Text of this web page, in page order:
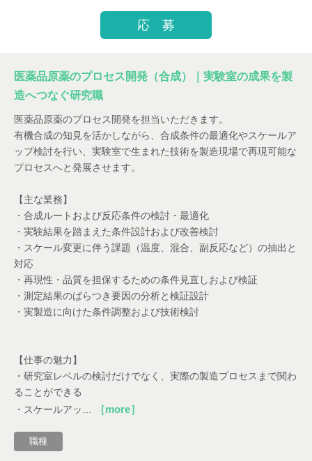
応 募
医薬品原薬のプロセス開発（合成）｜実験室の成果を製
造へつなぐ研究職
医薬品原薬のプロセス開発を担当いただきます。
有機合成の知見を活かしながら、合成条件の最適化やスケールア
ップ検討を行い、実験室で生まれた技術を製造現場で再現可能な
プロセスへと発展させます。
【主な業務】
・合成ルートおよび反応条件の検討・最適化
・実験結果を踏まえた条件設計および改善検討
・スケール変更に伴う課題（温度、混合、副反応など）の抽出と
対応
・再現性・品質を担保するための条件見直しおよび検証
・測定結果のばらつき要因の分析と検証設計
・実製造に向けた条件調整および技術検討
【仕事の魅力】
・研究室レベルの検討だけでなく、実際の製造プロセスまで関わ
ることができる
・スケールアッ…
［more］
職種